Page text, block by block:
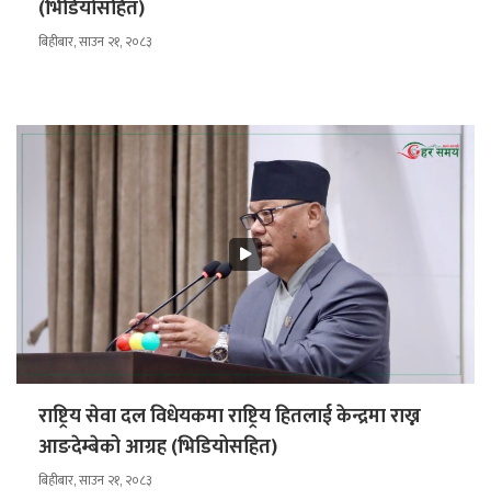
(भिडियोसहित)
बिहीबार, साउन २१, २०८३
राष्ट्रिय सेवा दल विधेयकमा राष्ट्रिय हितलाई केन्द्रमा राख्न
आङदेम्बेको आग्रह (भिडियोसहित)
बिहीबार, साउन २१, २०८३